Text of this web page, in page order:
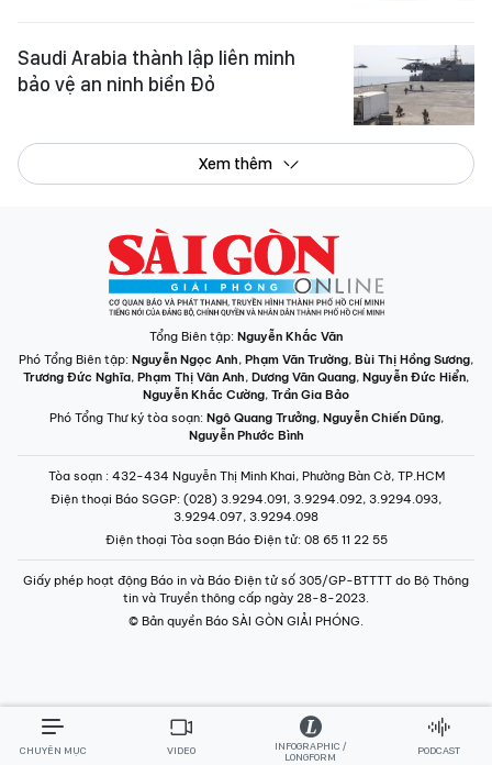
Saudi Arabia thành lập liên minh
bảo vệ an ninh biển Đỏ
Xem thêm
Tổng Biên tập: Nguyễn Khắc Văn
Phó Tổng Biên tập: Nguyễn Ngọc Anh, Phạm Văn Trường, Bùi Thị Hồng Sương,
Trương Đức Nghĩa, Phạm Thị Vân Anh, Dương Văn Quang, Nguyễn Đức Hiển,
Nguyễn Khắc Cường, Trần Gia Bảo
Phó Tổng Thư ký tòa soạn: Ngô Quang Trưởng, Nguyễn Chiến Dũng,
Nguyễn Phước Bình
Tòa soạn : 432-434 Nguyễn Thị Minh Khai, Phường Bàn Cờ, TP.HCM
Điện thoại Báo SGGP: (028) 3.9294.091, 3.9294.092, 3.9294.093,
3.9294.097, 3.9294.098
Điện thoại Tòa soạn Báo Điện tử: 08 65 11 22 55
Giấy phép hoạt động Báo in và Báo Điện tử số 305/GP-BTTTT do Bộ Thông
tin và Truyền thông cấp ngày 28-8-2023.
© Bản quyền Báo SÀI GÒN GIẢI PHÓNG.
CHUYÊN MỤC VIDEO
INFOGRAPHIC /
LONGFORM
PODCAST